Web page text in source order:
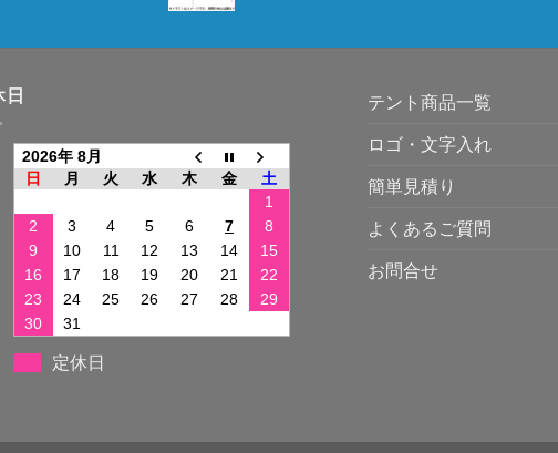
日
2026年 8月
日
月 火 水 木 金
土
1
2
3 4 5 6 7
8
9
10 11 12 13 14
15
16
17 18 19 20 21
22
23
24 25 26 27 28
29
30
31
定休日
テント商品一覧
ロゴ・文字入れ
簡単見積り
よくあるご質問
お問合せ